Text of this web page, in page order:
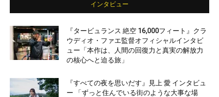
インタビュー
『タービュランス 絶空 16,000フィート』クラ
ウディオ・ファエ監督オフィシャルインタビ
ュー「本作は、人間の回復力と真実の解放力
の核心へと迫る旅」
『すべての夜を思いだす』見上 愛 インタビュ
ー 「ずっと住んでいる街のような大事な場